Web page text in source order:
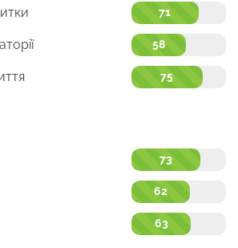
71
58
75
73
62
63